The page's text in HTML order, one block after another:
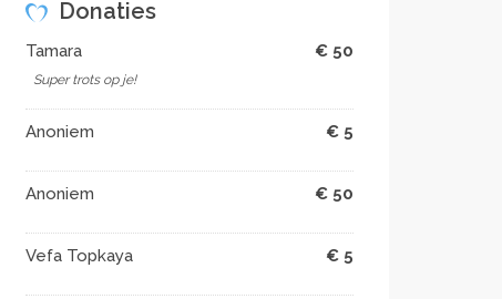
Donaties
Tamara € 50
Super trots op je!
Anoniem € 5
Anoniem € 50
Vefa Topkaya € 5